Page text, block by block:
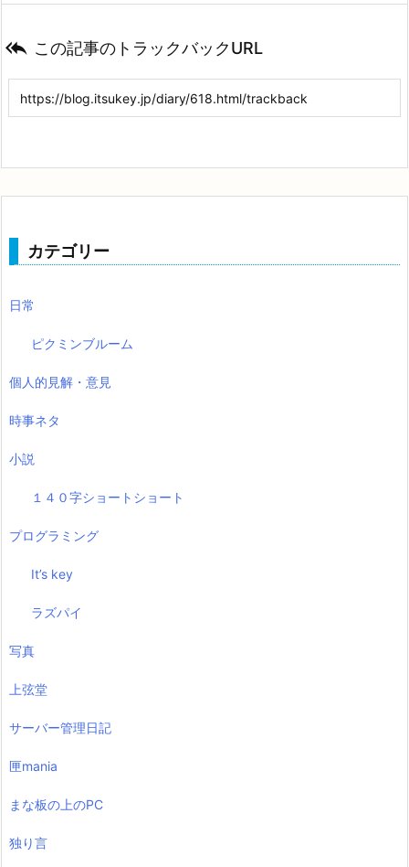
 この記事のトラックバックURL
カテゴリー
日常
ピクミンブルーム
個人的見解・意見
時事ネタ
小説
１４０字ショートショート
プログラミング
It’s key
ラズパイ
写真
上弦堂
サーバー管理日記
匣mania
まな板の上のPC
独り言